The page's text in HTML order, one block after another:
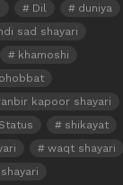
Dil
duniya
sad shayari
khamoshi
kapoor shayari
shikayat
waqt shayari